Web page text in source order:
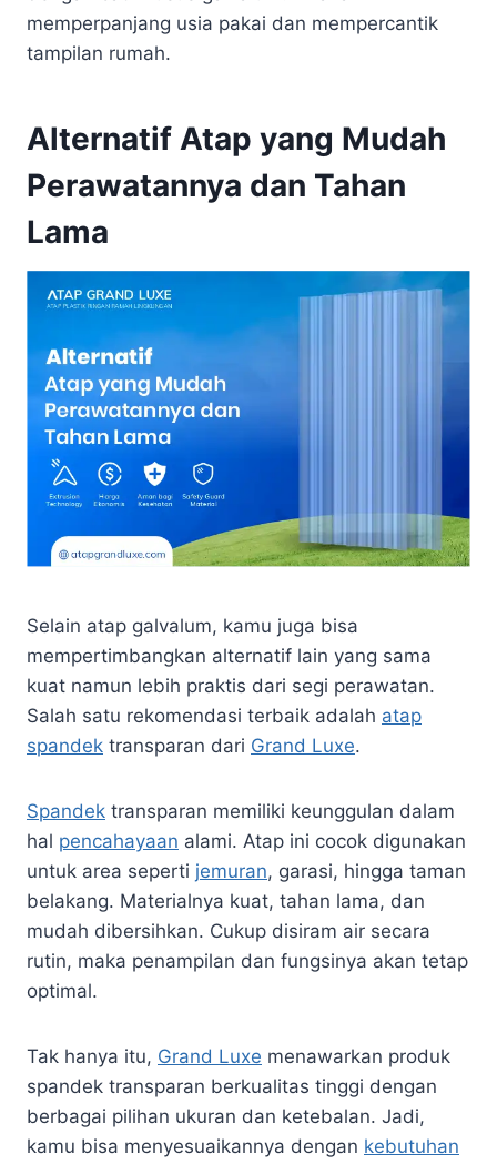
memperpanjang usia pakai dan mempercantik
tampilan rumah.
Alternatif Atap yang Mudah
Perawatannya dan Tahan
Lama
Selain atap galvalum, kamu juga bisa
mempertimbangkan alternatif lain yang sama
kuat namun lebih praktis dari segi perawatan.
Salah satu rekomendasi terbaik adalah atap
spandek transparan dari Grand Luxe.
Spandek transparan memiliki keunggulan dalam
hal pencahayaan alami. Atap ini cocok digunakan
untuk area seperti jemuran, garasi, hingga taman
belakang. Materialnya kuat, tahan lama, dan
mudah dibersihkan. Cukup disiram air secara
rutin, maka penampilan dan fungsinya akan tetap
optimal.
Tak hanya itu, Grand Luxe menawarkan produk
spandek transparan berkualitas tinggi dengan
berbagai pilihan ukuran dan ketebalan. Jadi,
kamu bisa menyesuaikannya dengan kebutuhan